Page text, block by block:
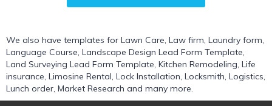
We also have templates for Lawn Care, Law firm, Laundry form,
Language Course, Landscape Design Lead Form Template,
Land Surveying Lead Form Template, Kitchen Remodeling, Life
insurance, Limosine Rental, Lock Installation, Locksmith, Logistics,
Lunch order, Market Research and many more.